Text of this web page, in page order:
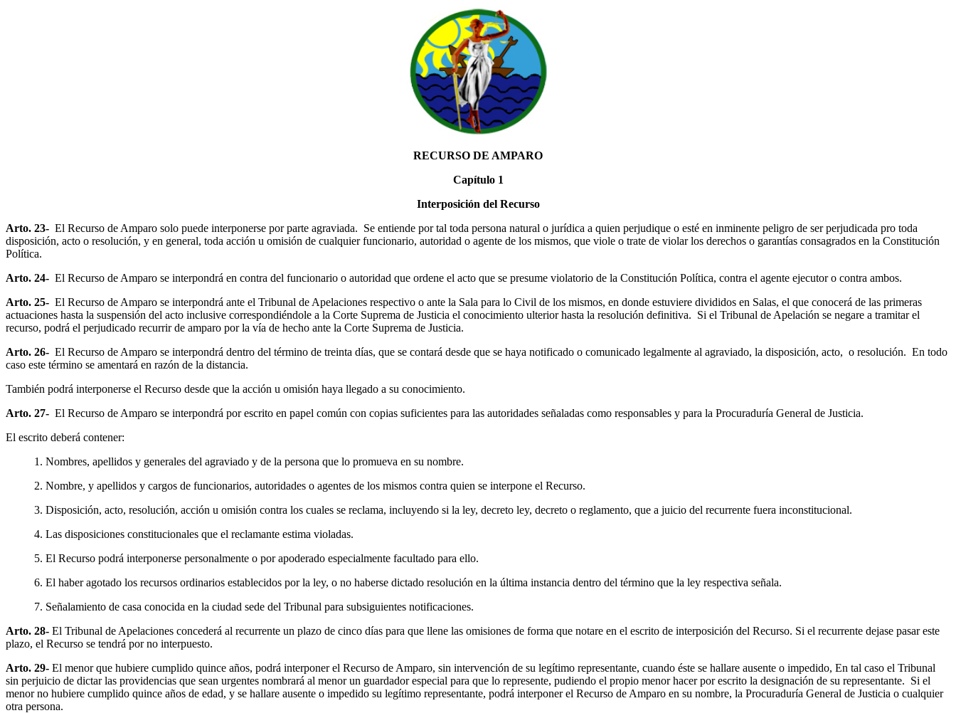
RECURSO DE AMPARO
Capítulo 1
Interposición del Recurso
Arto. 23- El Recurso de Amparo solo puede interponerse por parte agraviada. Se entiende por tal toda persona natural o jurídica a quien perjudique o esté en inminente peligro de ser perjudicada pro toda
disposición, acto o resolución, y en general, toda acción u omisión de cualquier funcionario, autoridad o agente de los mismos, que viole o trate de violar los derechos o garantías consagrados en la Constitución
Política.
Arto. 24- El Recurso de Amparo se interpondrá en contra del funcionario o autoridad que ordene el acto que se presume violatorio de la Constitución Política, contra el agente ejecutor o contra ambos.
Arto. 25- El Recurso de Amparo se interpondrá ante el Tribunal de Apelaciones respectivo o ante la Sala para lo Civil de los mismos, en donde estuviere divididos en Salas, el que conocerá de las primeras
actuaciones hasta la suspensión del acto inclusive correspondiéndole a la Corte Suprema de Justicia el conocimiento ulterior hasta la resolución definitiva. Si el Tribunal de Apelación se negare a tramitar el
recurso, podrá el perjudicado recurrir de amparo por la vía de hecho ante la Corte Suprema de Justicia.
Arto. 26- El Recurso de Amparo se interpondrá dentro del término de treinta días, que se contará desde que se haya notificado o comunicado legalmente al agraviado, la disposición, acto, o resolución. En todo
caso este término se amentará en razón de la distancia.
También podrá interponerse el Recurso desde que la acción u omisión haya llegado a su conocimiento.
Arto. 27- El Recurso de Amparo se interpondrá por escrito en papel común con copias suficientes para las autoridades señaladas como responsables y para la Procuraduría General de Justicia.
El escrito deberá contener:
1. Nombres, apellidos y generales del agraviado y de la persona que lo promueva en su nombre.
2. Nombre, y apellidos y cargos de funcionarios, autoridades o agentes de los mismos contra quien se interpone el Recurso.
3. Disposición, acto, resolución, acción u omisión contra los cuales se reclama, incluyendo si la ley, decreto ley, decreto o reglamento, que a juicio del recurrente fuera inconstitucional.
4. Las disposiciones constitucionales que el reclamante estima violadas.
5. El Recurso podrá interponerse personalmente o por apoderado especialmente facultado para ello.
6. El haber agotado los recursos ordinarios establecidos por la ley, o no haberse dictado resolución en la última instancia dentro del término que la ley respectiva señala.
7. Señalamiento de casa conocida en la ciudad sede del Tribunal para subsiguientes notificaciones.
Arto. 28- El Tribunal de Apelaciones concederá al recurrente un plazo de cinco días para que llene las omisiones de forma que notare en el escrito de interposición del Recurso. Si el recurrente dejase pasar este
plazo, el Recurso se tendrá por no interpuesto.
Arto. 29- El menor que hubiere cumplido quince años, podrá interponer el Recurso de Amparo, sin intervención de su legítimo representante, cuando éste se hallare ausente o impedido, En tal caso el Tribunal
sin perjuicio de dictar las providencias que sean urgentes nombrará al menor un guardador especial para que lo represente, pudiendo el propio menor hacer por escrito la designación de su representante. Si el
menor no hubiere cumplido quince años de edad, y se hallare ausente o impedido su legítimo representante, podrá interponer el Recurso de Amparo en su nombre, la Procuraduría General de Justicia o cualquier
otra persona.